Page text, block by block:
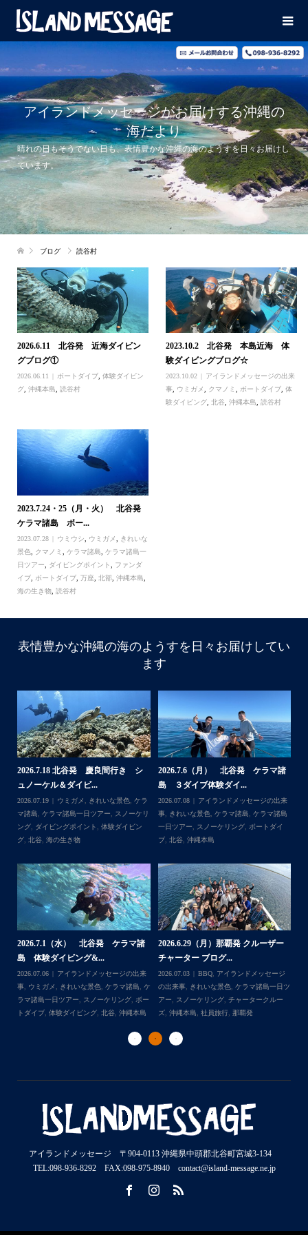
アイランドメッセージがお届けする沖縄の
海だより
晴れの日もそうでない日も、表情豊かな沖縄の海のようすを日々お届けし
ています。
ブログ 読谷村
2026.6.11 北谷発 近海ダイビン
グブログ①
2026.06.11 ボートダイブ, 体験ダイビン
グ, 沖縄本島, 読谷村
2023.10.2 北谷発 本島近海 体
験ダイビングブログ☆
2023.10.02
アイランドメッセージの出来
事, ウミガメ, クマノミ,ボートダイブ,体
験ダイビング,北谷,沖縄本島,読谷村
2023.7.24・25（月・火） 北谷発
ケラマ諸島 ボー...
2023.07.28 ウミウシ ウミガメ
きれいな
景色
クマノミ ケラマ諸島
ケラマ諸島一
日ツアー
ダイビングポイント
ファンダ
イブ, ボートダイブ, 万座 北部, 沖縄本島
海の生き物, 読谷村
表情豊かな沖縄の海のようすを日々お届けしてい
ます
2026.7.18 北谷発 慶良間行き シ
ュノーケル＆ダイビ...
2026.07.19 ウミガメ きれいな景色
ケラ
マ諸島
ケラマ諸島一日ツアー
スノーケリ
ング, ダイビングポイント
体験ダイビン
グ, 北谷, 海の生き物
2026.7.6（月） 北谷発 ケラマ諸
島 ３ダイブ体験ダイ...
2026.07.08
アイランドメッセージの出来
事, きれいな景色 ケラマ諸島
ケラマ諸島
一日ツアー
スノーケリング,
ボートダイ
ブ, 北谷, 沖縄本島
2026.7.1（水） 北谷発 ケラマ諸
島 体験ダイビング&...
2026.07.06
アイランドメッセージの出来
事, ウミガメ, きれいな景色, ケラマ諸島, ケ
ラマ諸島一日ツアー, スノーケリング, ボー
トダイブ, 体験ダイビング, 北谷, 沖縄本島
2026.6.29（月）那覇発 クルーザー
チャーター ブログ...
2026.07.03 BBQ, アイランドメッセージ
の出来事, きれいな景色, ケラマ諸島一日ツ
アー, スノーケリング, チャータークルー
ズ, 沖縄本島, 社員旅行, 那覇発
アイランドメッセージ 〒904-0113 沖縄県中頭郡北谷町宮城3-134
TEL:098-936-8292 FAX:098-975-8940 contact@island-message.ne.jp